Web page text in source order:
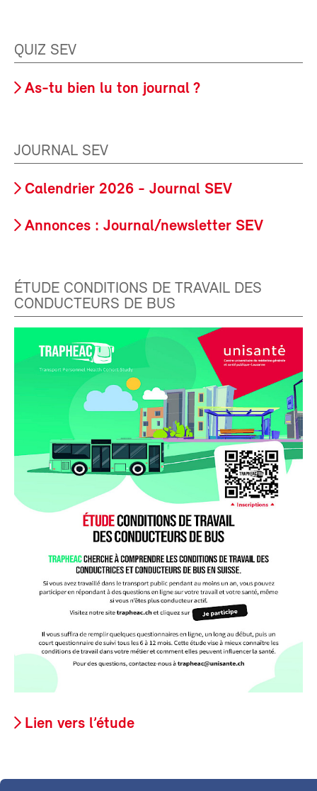
QUIZ SEV
As-tu bien lu ton journal ?
JOURNAL SEV
Calendrier 2026 - Journal SEV
Annonces : Journal/newsletter SEV
ÉTUDE CONDITIONS DE TRAVAIL DES
CONDUCTEURS DE BUS
Lien vers l’étude